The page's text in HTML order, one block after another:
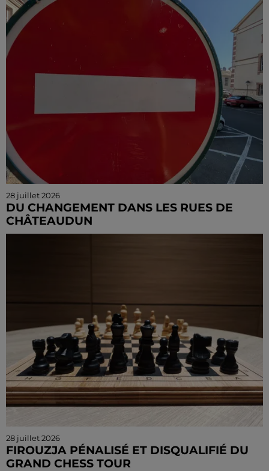
un accident survenu à hauteur de Chartres.
28 juillet 2026
DU CHANGEMENT DANS LES RUES DE
CHÂTEAUDUN
Deux rues voient leur sens de circulation modifiée
28 juillet 2026
FIROUZJA PÉNALISÉ ET DISQUALIFIÉ DU
GRAND CHESS TOUR